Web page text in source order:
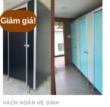
600.000 ₫
Giảm giá!
VÁCH NGĂN VỆ SINH